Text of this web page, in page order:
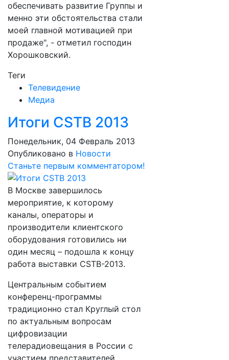
обеспечивать развитие Группы и
менно эти обстоятельства стали
моей главной мотивацией при
продаже", - отметил господин
Хорошковский.
Теги
Телевидение
Медиа
Итоги CSTB 2013
Понедельник, 04 Февраль 2013
Опубликовано в Новости
Станьте первым комментатором!
В Москве завершилось
мероприятие, к которому
каналы, операторы и
производители клиентского
оборудования готовились ни
один месяц – подошла к концу
работа выставки CSTB-2013.
Центральным событием
конференц-программы
традиционно стал Круглый стол
по актуальным вопросам
цифровизации
телерадиовещания в России с
участием представителей